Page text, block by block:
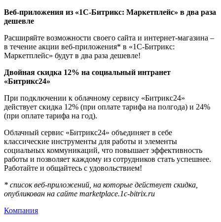
Веб-приложения из «1С-Битрикс: Маркетплейс» в два раза
дешевле
Расширяйте возможности своего сайта и интернет-магазина –
в течение акции веб-приложения* в «1С-Битрикс:
Маркетплейс» будут в два раза дешевле!
Двойная скидка 12% на социальный интранет
«Битрикс24»
При подключении к облачному сервису «Битрикс24»
действует скидка 12% (при оплате тарифа на полгода) и 24%
(при оплате тарифа на год).
Облачный сервис «Битрикс24» объединяет в себе
классические инструменты для работы и элементы
социальных коммуникаций, что повышает эффективность
работы и позволяет каждому из сотрудников стать успешнее.
Работайте и общайтесь с удовольствием!
* список веб-приложений, на которые действует скидка,
опубликован на сайте marketplace.1c-bitrix.ru
Компания